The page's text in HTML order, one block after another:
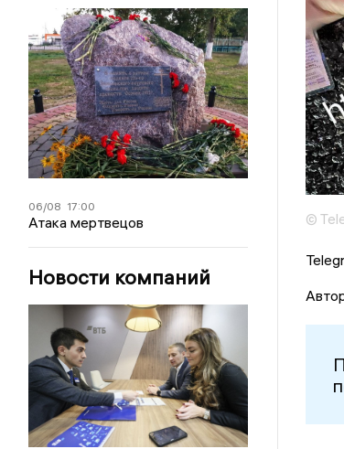
06/08 17:00
Атака мертвецов
Новости компаний
©